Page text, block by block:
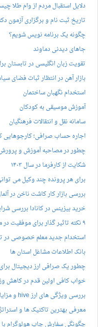
دلایل استقبال مردم از وام طلا
تاریخ ثبت نام و برگزاری آزمون دکتری
چگونه یک برنامه نویس شویم؟
جاهای دیدنی دماوند
تقویت زبان انگلیسی در تابستان
بازار آهن در انتظار ثبات فضای
استخدام نگهبان ساختمان
آموزش موسیقی به کودکان
سامانه نقل و انتقالات فرهنگیان
اجاره حساب صرافی؛ کارجوهایی
چطور در مصاحبه‌ آموزش و
شکایت از کارفرما در سال ۱۴۰۳
برای هر پرونده چند وکیل می
بررسی بازار کار کاشت ناخن در
خرید بیزینس در کانادا بررسی
۹ نکته تاثیر گذار برای موفقیت در مصاحبه کاری آنلاین
استخدام جدید معلم خصوصی در
بانک اطلاعات مشاغل استان ها
چطور یک صرافی ارز دیجیتال
خواب کافی اولین قدم در کاهش
بررسی ویژگی های ارز hive و مزایا و معایب آن
معرفی بهترین تاکتیک ها و
چگونگی سفارش چاپ هولوگرام با